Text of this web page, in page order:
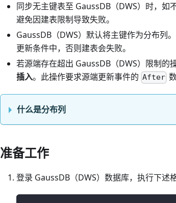
同步无主键表至 GaussDB（DWS）时，
避免因建表限制导致失败。
GaussDB（DWS）默认将主键作为分布列
更新条件中，否则建表会失败。
若源端存在超出 GaussDB（DWS）限制的
插入。此操作要求源端更新事件的 After
什么是分布列
准备工作
登录 GaussDB（DWS）数据库，执行下